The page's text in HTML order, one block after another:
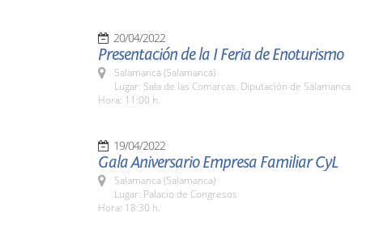
20/04/2022
Presentación de la I Feria de Enoturismo
Salamanca (Salamanca)
Lugar: Sala de las Comarcas. Diputación de Salamanca
Hora: 11:00 h.
19/04/2022
Gala Aniversario Empresa Familiar CyL
Salamanca (Salamanca)
Lugar: Palacio de Congresos
Hora: 18:30 h.